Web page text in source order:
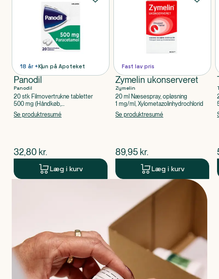
18 år +Kun på Apoteket
Panodil
Panodil
20 stk Filmovertrukne tabletter
500 mg (Håndkøb,
apoteksforbeholdt), Paracetamol
Se produktresumé
$nuværende pris
32,80 kr.
Læg i kurv
Fast lav pris
Zymelin ukonserveret
Zymelin
20 ml Næsespray, opløsning
1 mg/ml, Xylometazolinhydrochlorid
Se produktresumé
$nuværende pris
89,95 kr.
Læg i kurv